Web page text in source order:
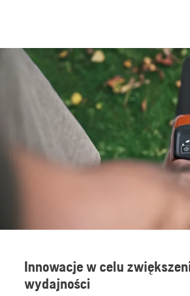
Innowacje w celu
wydajności